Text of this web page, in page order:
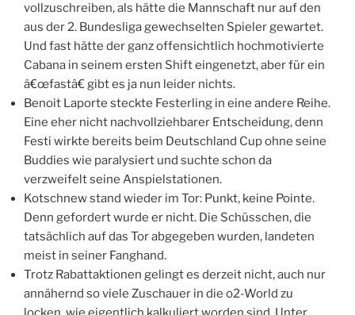
vollzuschreiben, als hätte die Mannschaft nur auf den
aus der 2. Bundesliga gewechselten Spieler gewartet.
Und fast hätte der ganz offensichtlich hochmotivierte
Cabana in seinem ersten Shift eingenetzt, aber für ein
â€œfastâ€ gibt es ja nun leider nichts.
Benoit Laporte steckte Festerling in eine andere Reihe.
Eine eher nicht nachvollziehbarer Entscheidung, denn
Festi wirkte bereits beim Deutschland Cup ohne seine
Buddies wie paralysiert und suchte schon da
verzweifelt seine Anspielstationen.
Kotschnew stand wieder im Tor: Punkt, keine Pointe.
Denn gefordert wurde er nicht. Die Schüsschen, die
tatsächlich auf das Tor abgegeben wurden, landeten
meist in seiner Fanghand.
Trotz Rabattaktionen gelingt es derzeit nicht, auch nur
annähernd so viele Zuschauer in die o2-World zu